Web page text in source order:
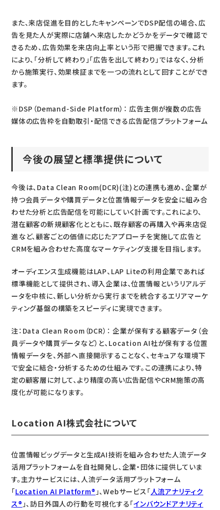
また、来店促進を目的としたキャンペーンでDSP配信の場合、広
告を見た人が実際に店舗へ来店したかどうかをデータで確認で
きるため、広告効果を来店向上率という形で把握できます。これ
により、「分析して終わり」「広告を出して終わり」ではなく、分析
から施策実行、効果検証までを一つの流れとして回すことができ
ます。
※DSP（Demand-Side Platform）： 広告主側が複数の広告
媒体の広告枠を自動取引・配信できる広告配信プラットフォーム
今後の展望と標準提供について
今後は、Data Clean Room(DCR)(注)との連携も進め、企業が
持つ会員データや購買データと位置情報データを安全に組み合
わせた分析と広告配信を可能にしていく計画です。これにより、
潜在顧客の新規顧客化とともに、既存顧客の再購入や再来店促
進など、顧客ごとの価値に応じたアプローチを実施して広告と
CRMを組み合わせた高度なマーケティング支援を目指します。
オーディエンス生成機能はLAP、LAP Liteの利用企業であれば
標準機能として提供され、導入企業は、位置情報というリアルデ
ータを中核に、新しい分析から実行までを統合するエリアマーケ
ティング基盤の構築をスピーディに実現できます。
注：Data Clean Room（DCR）： 企業が保有する顧客データ（会
員データや購買データなど）と、Location AI社が保有する位置
情報データを、外部へ直接開示することなく、セキュアな環境下
で安全に結合・分析するための仕組みです。この連携により、特
定の顧客層に対して、より精度の高い広告配信やCRM施策の高
度化が可能になります。
Location AI株式会社について
位置情報ビッグデータと生成AI技術を組み合わせた人流データ
活用プラットフォームを自社開発し、企業・団体に提供していま
す。主力サービスには、人流データ活用プラットフォーム
「Location AI Platform® 」、Webサービス「人流アナリティク
ス® 」、訪日外国人の行動を可視化する「インバウンドアナリティ